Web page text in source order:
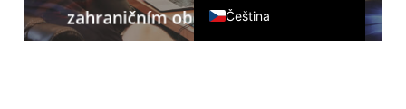
zahraničním obchoduČeština